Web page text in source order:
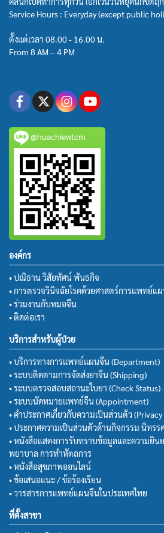
Service Hours : Everyday (except public
ตั้งแต่เวลา 08.00 - 16.00 น.
From 8 AM – 4 PM
@huachiewtcm
องค์กร
• ปณิธาน วิสัยทัศน์ พันธกิจ
• การตรวจวินิจฉัยโรคด้วยศาสตร์การแพทย์แ
• ร่วมงานกับหมอจีน
• ติดต่อเรา
บริการสำหรับผู้ป่วย
• บริการทางการแพทย์แผนจีน (Department)
• ระบบติดตามการจัดส่งยาจีน (Shipping)
• ระบบตรวจสอบสถานะใบยา (Check Status)
• ระบบนัดหมายแพทย์จีน (Appointment)
• คำประกาศเกี่ยวกับความเป็นส่วนตัว
• ประกาศความเป็นส่วนตัวด้านกิจกรรม นิทรร
• หนังสือแสดงการรับทราบข้อมูลและความยิน
พยาบาล การทำหัตถการ
• หนังสือสุขภาพออนไลน์
• ข้อเสนอแนะ / ข้อร้องเรียน
• วารสารการแพทย์แผนจีนในประเทศไทย
ที่ตั้งสาขา